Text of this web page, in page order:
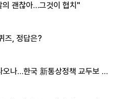
괜찮아…그것이 협치"
즈, 정답은?
나…한국 新통상정책 교두보 활